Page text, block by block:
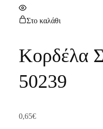
Στο καλάθι
Κορδέλα
50239
0,65€